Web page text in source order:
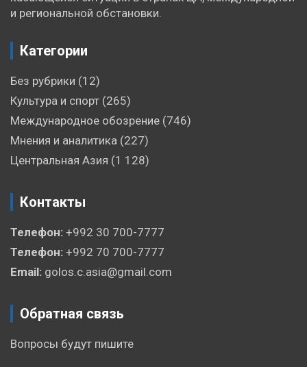
и региональной обстановки.
Категории
Без рубрики (12)
Культура и спорт (265)
Международное обозрение (746)
Мнения и аналитика (227)
Центральная Азия (1 128)
Контакты
Телефон: +992 30 700-7777
Телефон: +992 70 700-7777
Email: golos.c.asia@gmail.com
Обратная связь
Вопросы будут пишите